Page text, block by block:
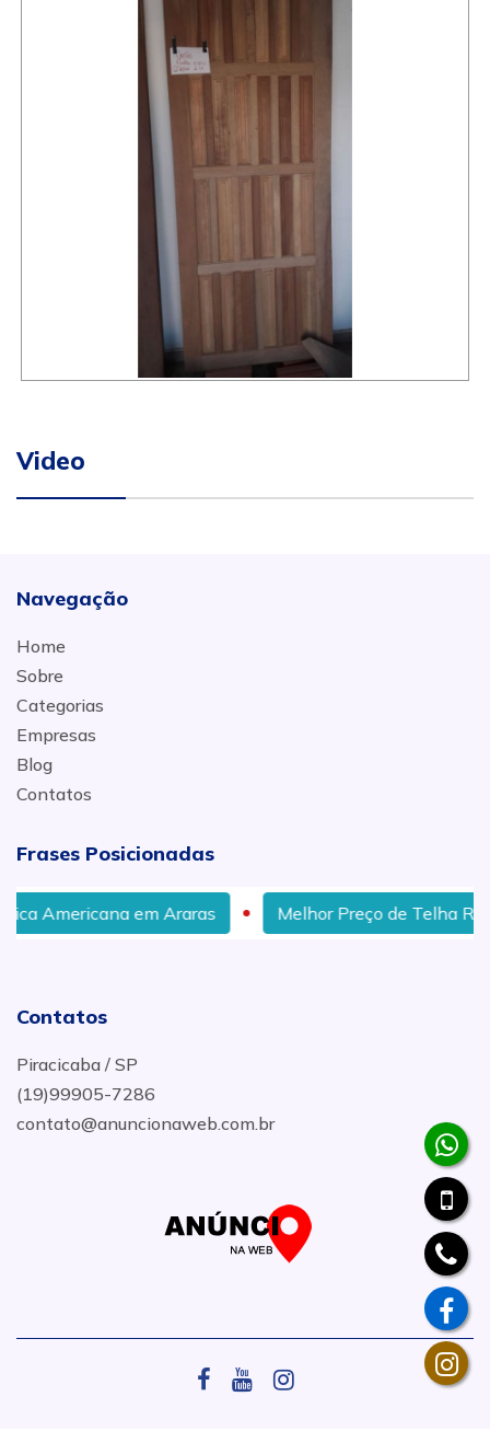
Video
Navegação
Home
Sobre
Categorias
Empresas
Blog
Contatos
Frases Posicionadas
em Araras Melhor Preço de Telha Romana em
Contatos
Piracicaba / SP
(19)99905-7286
contato@anuncionaweb.com.br